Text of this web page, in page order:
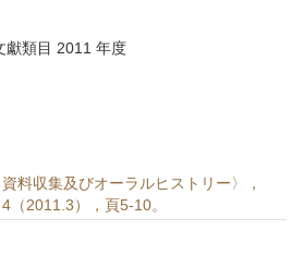
獻類目 2011 年度
料収集及びオーラルヒストリー〉，
（2011.3），頁5-10。